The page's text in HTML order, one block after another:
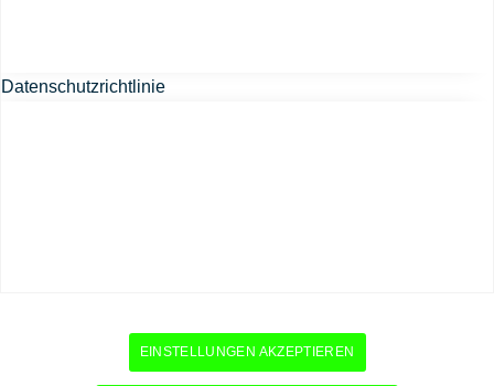
Datenschutzrichtlinie
EINSTELLUNGEN AKZEPTIEREN